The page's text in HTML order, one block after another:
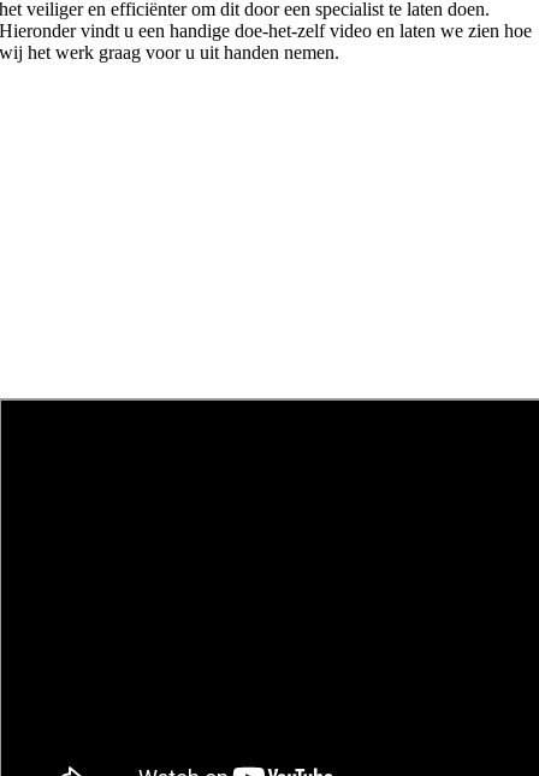
het veiliger en efficiënter om dit door een specialist te laten doen.
Hieronder vindt u een handige doe-het-zelf video en laten we zien hoe
wij het werk graag voor u uit handen nemen.